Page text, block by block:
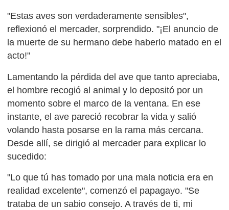
"Estas aves son verdaderamente sensibles",
reflexionó el mercader, sorprendido. "¡El anuncio de
la muerte de su hermano debe haberlo matado en el
acto!"
Lamentando la pérdida del ave que tanto apreciaba,
el hombre recogió al animal y lo depositó por un
momento sobre el marco de la ventana. En ese
instante, el ave pareció recobrar la vida y salió
volando hasta posarse en la rama más cercana.
Desde allí, se dirigió al mercader para explicar lo
sucedido:
"Lo que tú has tomado por una mala noticia era en
realidad excelente", comenzó el papagayo. "Se
trataba de un sabio consejo. A través de ti, mi